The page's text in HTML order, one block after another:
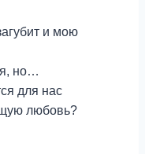
и мою
но…
для нас
любовь?